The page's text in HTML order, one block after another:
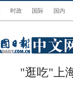
时政 国际 国内
"逛吃"上